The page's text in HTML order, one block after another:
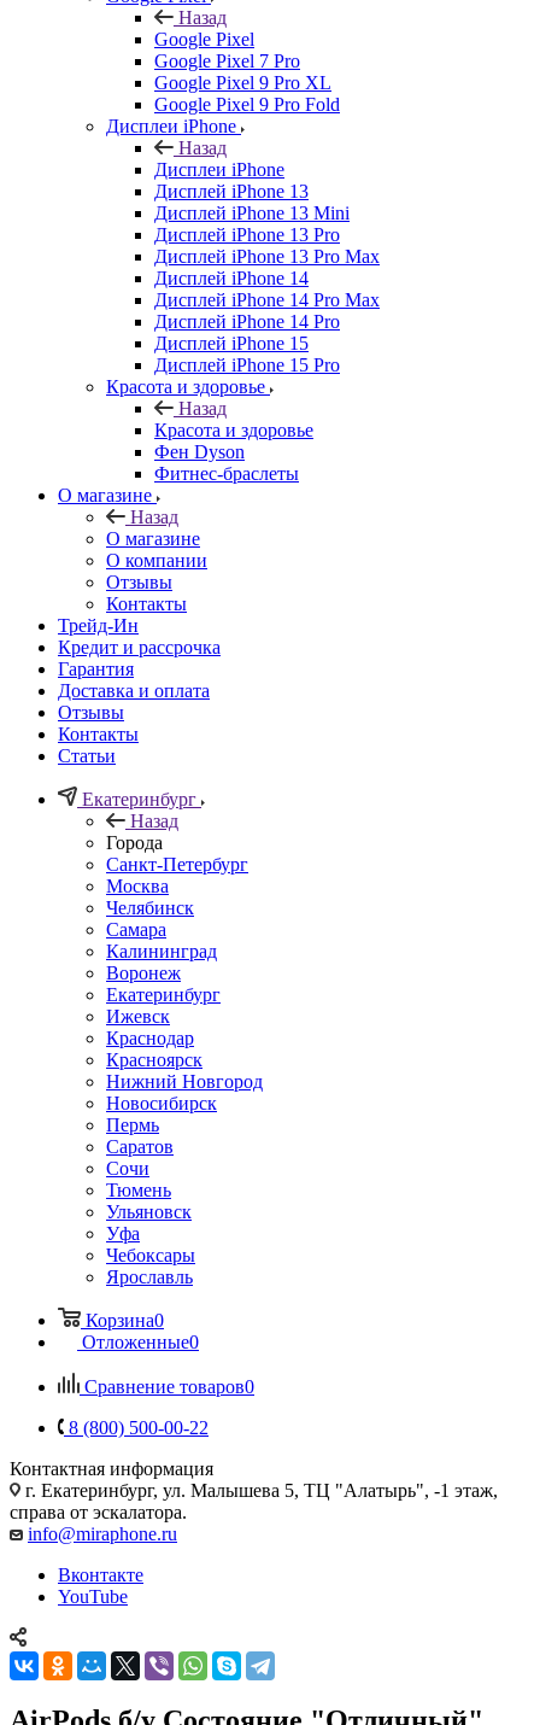
Назад
Google Pixel
Google Pixel 7 Pro
Google Pixel 9 Pro XL
Google Pixel 9 Pro Fold
Дисплеи iPhone
Назад
Дисплеи iPhone
Дисплей iPhone 13
Дисплей iPhone 13 Mini
Дисплей iPhone 13 Pro
Дисплей iPhone 13 Pro Max
Дисплей iPhone 14
Дисплей iPhone 14 Pro Max
Дисплей iPhone 14 Pro
Дисплей iPhone 15
Дисплей iPhone 15 Pro
Красота и здоровье
Назад
Красота и здоровье
Фен Dyson
Фитнес-браслеты
О магазине
Назад
О магазине
О компании
Отзывы
Контакты
Трейд-Ин
Кредит и рассрочка
Гарантия
Доставка и оплата
Отзывы
Контакты
Статьи
Екатеринбург
Назад
Города
Санкт-Петербург
Москва
Челябинск
Самара
Калининград
Воронеж
Екатеринбург
Ижевск
Краснодар
Красноярск
Нижний Новгород
Новосибирск
Пермь
Саратов
Сочи
Тюмень
Ульяновск
Уфа
Чебоксары
Ярославль
Корзина0
Отложенные0
Сравнение товаров0
8 (800) 500-00-22
Контактная информация
г. Екатеринбург, ул. Малышева 5, ТЦ "Алатырь", -1 этаж,
справа от эскалатора.
info@miraphone.ru
Вконтакте
YouTube